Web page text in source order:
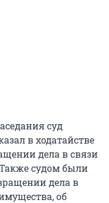
суд
в ходатайстве
дела в связи
судом были
дела в
об